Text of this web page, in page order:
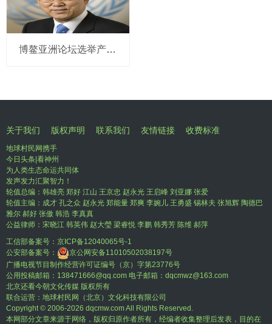
博鳌亚洲论坛选举产生新一届理事会 潘基文当选理事长
关于我们 版权声明 联系我们 友情链接 收费标准
地球村民网携手
今日头条|看神州
为人类生态命运共同体
发声发力汇聚智力！
轮值总编：韩雄亮 郑好 江山 王京忠 赵永光 王启峰 刘亚娜 张爱
轮值主编：成才 孔之众 赵永光 郑能量 郑爽 李婉儿 王勇盛 锡林夫 张旭辉 陶德巴
雅尔 郝好 张傲 韩浩 李真真
公益律师：宋晓江 韩英伟 赵大瑩 梁睿悦 李鹏 韩秀芳 陈维 郝萍
工信部备案号： 京ICP备12040065号-1
公安部备案号：
京公网安备11010502038197号
广播电视节目制作经营许可证编号（京）字第23776号
公用投稿邮箱：138471666@qq.com 电子邮箱：dqcmwz@163.com
北京还看今朝文化传媒 版权所有
联合运营：地球村民网（北京）文化科技有限公司
Copyright © 2006-2026 dqcmw.com All Rights Reserved.
本网部分文章来源于网络，版权归原作者所有，经编者收集整理后发表，目的在